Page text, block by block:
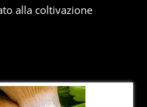
alla coltivazione